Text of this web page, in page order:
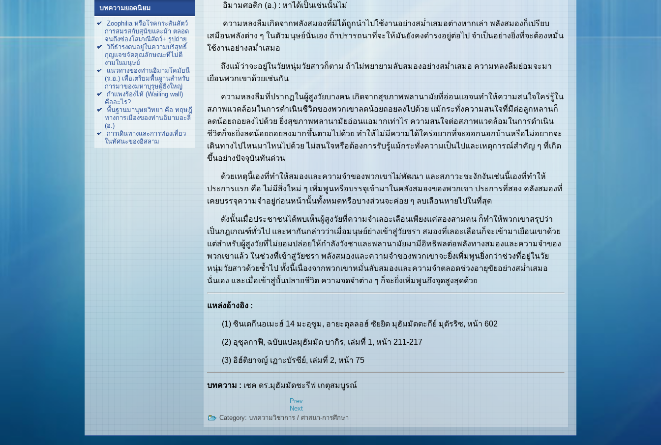
บทความยอดนิยม
Zoophilia หรือโรคกระสันสัตว์
การสมรสกับสุนัขและม้า ตลอด
จนถึงซ่องโสเภณีสัตว์+ รูปถ่าย
วิถีธำรงตนอยู่ในความบริสุทธิ์
กุญแจขจัดคุณลักษณะที่ไม่ดี
งามในมนุษย์
แนวทางของท่านอิมามโคมัยนี
(ร.ฮ.) เพื่อเตรียมพื้นฐานสำหรับ
การมาของมหาบุรุษผู้ยิ่งใหญ่
กำแพงร้องไห้ (Wailing wall)
คืออะไร?
พื้นฐานมานุษยวิทยา คือ ทฤษฎี
ทางการเมืองของท่านอิมามอะลี
(อ.)
การเดินทางและการท่องเที่ยว
ในทัศนะของอิสลาม
อิมามศอดิก (อ.) : หาได้เป็นเช่นนั้นไม่
ความหลงลืมเกิดจากพลังสมองที่มิได้ถูกนำไปใช้งานอย่างสม่ำเสมอต่างหากเล่า พลังสมองก็เปรียบ
เสมือนพลังต่าง ๆ ในตัวมนุษย์นั่นเอง ถ้าปรารถนาที่จะให้มันยังคงดำรงอยู่ต่อไป จำเป็นอย่างยิ่งที่จะต้องหมั่น
ใช้งานอย่างสม่ำเสมอ
ถึงแม้ว่าจะอยู่ในวัยหนุ่มวัยสาวก็ตาม ถ้าไม่พยายามลับสมองอย่างสม่ำเสมอ ความหลงลืมย่อมจะมา
เยือนพวกเขาด้วยเช่นกัน
ความหลงลืมที่ปรากฏในผู้สูงวัยบางคน เกิดจากสุขภาพพลานามัยที่อ่อนแอจนทำให้ความสนใจใคร่รู้ใน
สภาพแวดล้อมในการดำเนินชีวิตของพวกเขาลดน้อยถอยลงไปด้วย แม้กระทั่งความสนใจที่มีต่อลูกหลานก็
ลดน้อยถอยลงไปด้วย ยิ่งสุขภาพพลานามัยอ่อนแอมากเท่าไร ความสนใจต่อสภาพแวดล้อมในการดำเนิน
ชีวิตก็จะยิ่งลดน้อยถอยลงมากขึ้นตามไปด้วย ทำให้ไม่มีความได้ใคร่อยากที่จะออกนอกบ้านหรือไม่อยากจะ
เดินทางไปไหนมาไหนไปด้วย ไม่สนใจหรือต้องการรับรู้แม้กระทั่งความเป็นไปและเหตุการณ์สำคัญ ๆ ที่เกิด
ขึ้นอย่างปัจจุบันทันด่วน
ด้วยเหตุนี้เองที่ทำให้สมองและความจำของพวกเขาไม่พัฒนา และสภาวะชะงักงันเช่นนี้เองที่ทำให้
ประการแรก คือ ไม่มีสิ่งใหม่ ๆ เพิ่มพูนหรือบรรจุเข้ามาในคลังสมองของพวกเขา ประการที่สอง คลังสมองที่
เคยบรรจุความจำอยู่ก่อนหน้านั้นทั้งหมดหรือบางส่วนจะค่อย ๆ ลบเลือนหายไปในที่สุด
ดังนั้นเมื่อประชาชนได้พบเห็นผู้สูงวัยที่ความจำเลอะเลือนเพียงแค่สองสามคน ก็ทำให้พวกเขาสรุปว่า
เป็นกฎเกณฑ์ทั่วไป และพากันกล่าวว่าเมื่อมนุษย์ย่างเข้าสู่วัยชรา สมองที่เลอะเลือนก็จะเข้ามาเยือนเขาด้วย
แต่สำหรับผู้สูงวัยที่ไม่ยอมปล่อยให้กำลังวังชาและพลานามัยมามีอิทธิพลต่อพลังทางสมองและความจำของ
พวกเขาแล้ว ในช่วงที่เข้าสู่วัยชรา พลังสมองและความจำของพวกเขาจะยิ่งเพิ่มพูนยิ่งกว่าช่วงที่อยู่ในวัย
หนุ่มวัยสาวด้วยซ้ำไป ทั้งนี้เนื่องจากพวกเขาหมั่นลับสมองและความจำตลอดช่วงอายุขัยอย่างสม่ำเสมอ
นั่นเอง และเมื่อเข้าสู่บั้นปลายชีวิต ความจดจำต่าง ๆ ก็จะยิ่งเพิ่มพูนถึงจุดสูงสุดด้วย
แหล่งอ้างอิง :
(1) ซินเดกีนอเมะฮ์ 14 มะอฺซูม, อายะตุลลอฮ์ ซัยยิด มุฮัมมัดตะกีย์ มุดัรริซ, หน้า 602
(2) อุซุลกาฟี, ฉบับแปลมุฮัมมัด บากิร, เล่มที่ 1, หน้า 211-217
(3) อิฮ์ติยาจญ์ เฏาะบัรซีย์, เล่มที่ 2, หน้า 75
บทความ : เชค ดร.มุฮัมมัดชะรีฟ เกตุสมบูรณ์
Prev
Next
Category: บทความวิชาการ / ศาสนา-การศึกษา